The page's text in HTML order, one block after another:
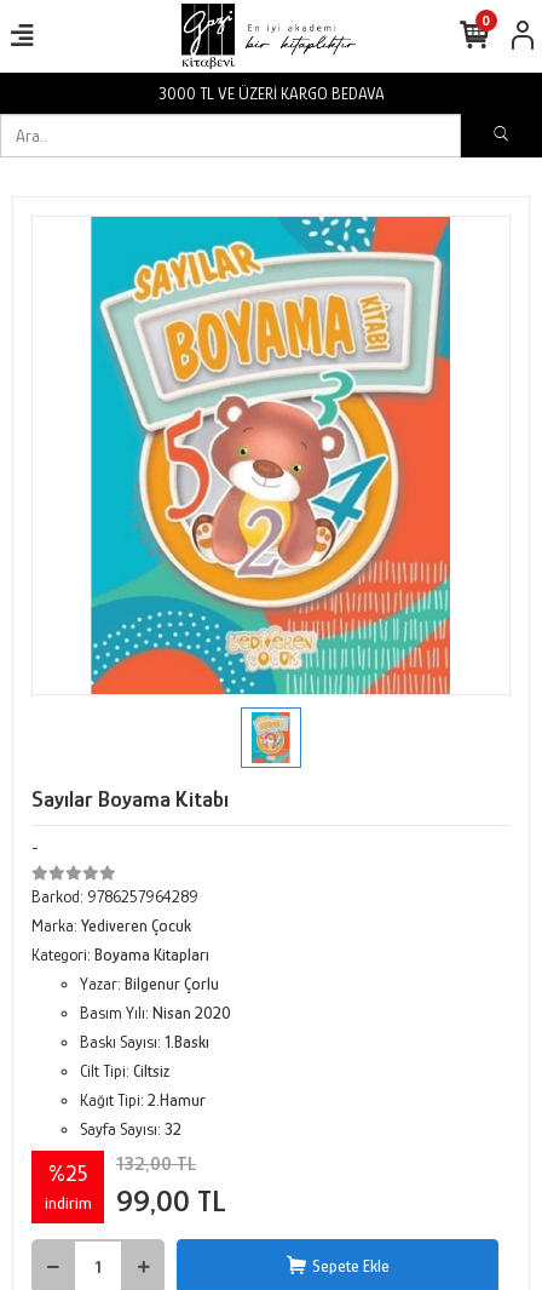
3000 TL VE ÜZERİ KARGO BEDAVA
0
Sayılar Boyama Kitabı
-
Barkod: 9786257964289
Marka: Yediveren Çocuk
Kategori: Boyama Kitapları
Yazar: Bilgenur Çorlu
Basım Yılı: Nisan 2020
Baskı Sayısı: 1.Baskı
Cilt Tipi: Ciltsiz
Kağıt Tipi: 2.Hamur
Sayfa Sayısı: 32
%25
indirim
132,00 TL
99,00 TL
Sepete Ekle